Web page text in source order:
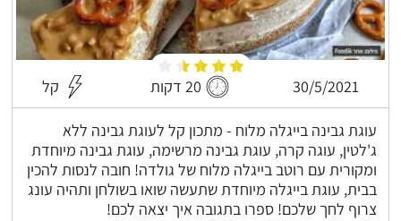
30/5/2021 20 דקות קל
עוגת גבינה בייגלה מלוח - מתכון קל לעוגת גבינה ללא
ג'לטין, עוגה קרה, עוגת גבינה מרשימה, עוגת גבינה מיוחדת
ומקורית עם רוטב בייגלה מלוח של גולדה! חובה לנסות להכין
בבית, עוגת בייגלה מיוחדת שתעשה שואו בשולחן ותהיה עונג
צרוף לחך שלכם! ספרו בתגובה איך יצאה לכם!